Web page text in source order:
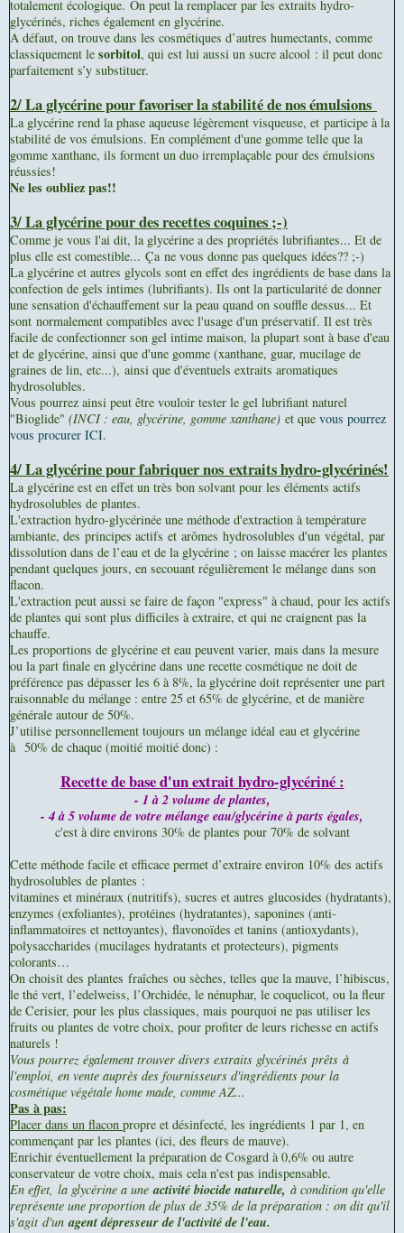
totalement écologique. On peut la remplacer par les extraits hydro-
glycérinés, riches également en glycérine.
A défaut, on trouve dans les cosmétiques d’autres humectants, comme
classiquement le sorbitol, qui est lui aussi un sucre alcool : il peut donc
parfaitement s’y substituer.
2/ La glycérine pourfavoriser la stabilité de nos émulsions
La glycérine rend la phase aqueuse légèrement visqueuse, et participe à la
stabilité de vos émulsions. En complément d'une gomme telle que la
gomme xanthane, ils forment un duo irremplaçable pour des émulsions
réussies!
Ne les oubliez pas!!
3/ La glycérine pour des recettes coquines ;-)
Comme je vous l'ai dit, la glycérine a des propriétés lubrifiantes... Et de
plus elle est comestible... Ça ne vous donne pas quelques idées?? ;-)
La glycérine et autres glycols sont en effet des ingrédients de base dans la
confection de gels intimes (lubrifiants). Ils ont la particularité de donner
une sensation d'échauffement sur la peau quand on souffle dessus... Et
sont normalement compatibles avec l'usage d'un préservatif. Il est très
facile de confectionner son gel intime maison, la plupart sont à base d'eau
et de glycérine, ainsi que d'une gomme (xanthane, guar, mucilage de
graines de lin, etc...), ainsi que d'éventuels extraits aromatiques
hydrosolubles.
Vous pourrez ainsi peut être vouloir tester le gel lubrifiant naturel
"Bioglide" (INCI : eau, glycérine, gomme xanthane) et que vous pourrez
vous procurer ICI.
4/ La glycérine pour fabriquer nos extraits hydro-glycérinés!
La glycérine est en effet un très bon solvant pour les éléments actifs
hydrosolubles de plantes.
L'extraction hydro-glycérinée une méthode d'extraction à température
ambiante, des principes actifs et arômes hydrosolubles d'un végétal, par
dissolution dans de l’eau et de la glycérine ; on laisse macérer les plantes
pendant quelques jours, en secouant régulièrement le mélange dans son
flacon.
L'extraction peut aussi se faire de façon "express" à chaud, pour les actifs
de plantes qui sont plus difficiles à extraire, et qui ne craignent pas la
chauffe.
Les proportions de glycérine et eau peuvent varier, mais dans la mesure
ou la part finale en glycérine dans une recette cosmétique ne doit de
préférence pas dépasser les 6 à 8%, la glycérine doit représenter une part
raisonnable du mélange : entre 25 et 65% de glycérine, et de manière
générale autour de 50%.
J’utilise personnellement toujours un mélange idéal eau et glycérine
à 50% de chaque (moitié moitié donc) :
Recette de base d'un extrait hydro-glycériné :
- 1 à 2 volume de plantes,
- 4 à 5 volume de votre mélange eau/glycérine à parts égales,
c'est à dire environs 30% de plantes pour 70% de solvant
Cette méthode facile et efficace permet d’extraire environ 10% des actifs
hydrosolubles de plantes :
vitamines et minéraux (nutritifs), sucres et autres glucosides (hydratants),
enzymes (exfoliantes), protéines (hydratantes), saponines (anti-
inflammatoires et nettoyantes), flavonoïdes et tanins (antioxydants),
polysaccharides (mucilages hydratants et protecteurs), pigments
colorants…
On choisit des plantes fraîches ou sèches, telles que la mauve, l’hibiscus,
le thé vert, l’edelweiss, l’Orchidée, le nénuphar, le coquelicot, ou la fleur
de Cerisier, pour les plus classiques, mais pourquoi ne pas utiliser les
fruits ou plantes de votre choix, pour profiter de leurs richesse en actifs
naturels !
Vous pourrez également trouver divers extraits glycérinés prêts à
l'emploi, en vente auprès des fournisseurs d'ingrédients pour la
cosmétique végétale home made, comme AZ...
Pas à pas:
Placer dans un flacon propre et désinfecté, les ingrédients 1 par 1, en
commençant par les plantes (ici, des fleurs de mauve).
Enrichir éventuellement la préparation de Cosgard à 0,6% ou autre
conservateur de votre choix, mais cela n'est pas indispensable.
En effet, la glycérine a une activité biocide naturelle, à condition qu'elle
représente une proportion de plus de 35% de la préparation : on dit qu'il
s'agit d'unagent dépresseur de l'activité de l'eau.